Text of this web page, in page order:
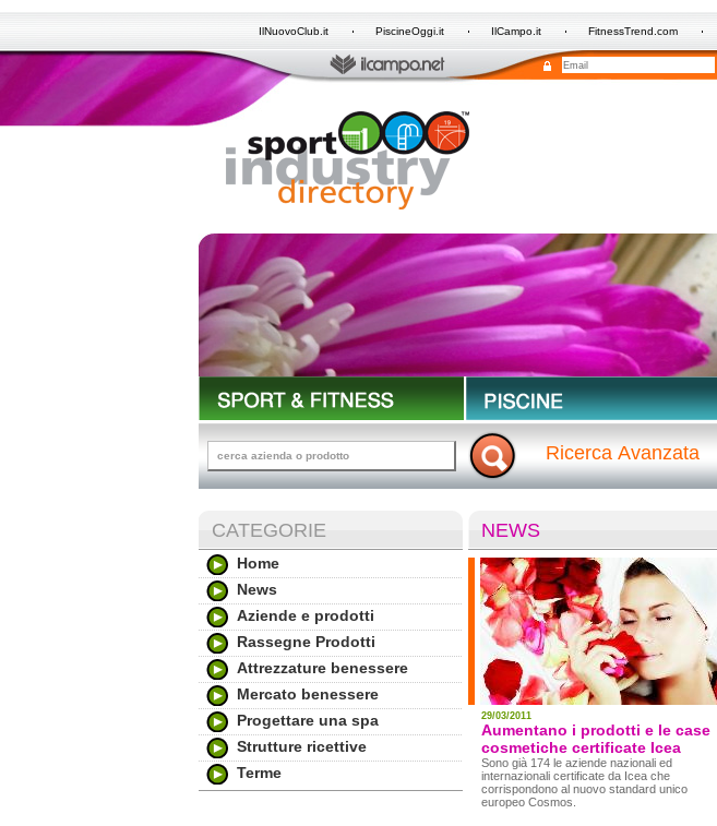
IlNuovoClub.it PiscineOggi.it IlCampo.it FitnessTrend.com
Ricerca Avanzata
CATEGORIE
Home
News
Aziende e prodotti
Rassegne Prodotti
Attrezzature benessere
Mercato benessere
Progettare una spa
Strutture ricettive
Terme
NEWS
29/03/2011
Aumentano i prodotti e le case
cosmetiche certificate Icea
Sono già 174 le aziende nazionali ed
internazionali certificate da Icea che
corrispondono al nuovo standard unico
europeo Cosmos.